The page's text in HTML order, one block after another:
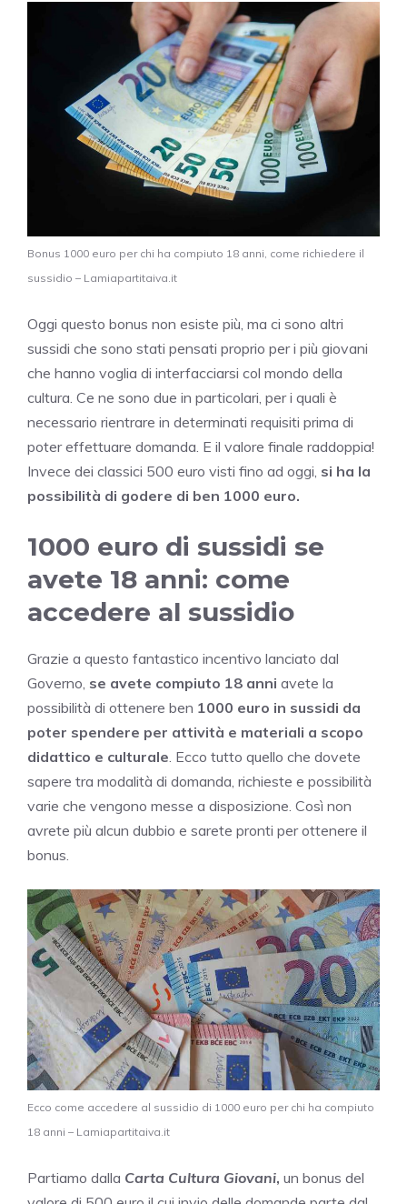
Bonus 1000 euro per chi ha compiuto 18 anni, come richiedere il
sussidio – Lamiapartitaiva.it
Oggi questo bonus non esiste più, ma ci sono altri
sussidi che sono stati pensati proprio per i più giovani
che hanno voglia di interfacciarsi col mondo della
cultura. Ce ne sono due in particolari, per i quali è
necessario rientrare in determinati requisiti prima di
poter effettuare domanda. E il valore finale raddoppia!
Invece dei classici 500 euro visti fino ad oggi, si ha la
possibilità di godere di ben 1000 euro.
1000 euro di sussidi se
avete 18 anni: come
accedere al sussidio
Grazie a questo fantastico incentivo lanciato dal
Governo, se avete compiuto 18 anni avete la
possibilità di ottenere ben 1000 euro in sussidi da
poter spendere per attività e materiali a scopo
didattico e culturale. Ecco tutto quello che dovete
sapere tra modalità di domanda, richieste e possibilità
varie che vengono messe a disposizione. Così non
avrete più alcun dubbio e sarete pronti per ottenere il
bonus.
Ecco come accedere al sussidio di 1000 euro per chi ha compiuto
18 anni – Lamiapartitaiva.it
Partiamo dalla Carta Cultura Giovani, un bonus del